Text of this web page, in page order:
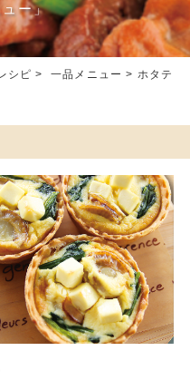
ー」
シピ >一品メニュー > ホタテ